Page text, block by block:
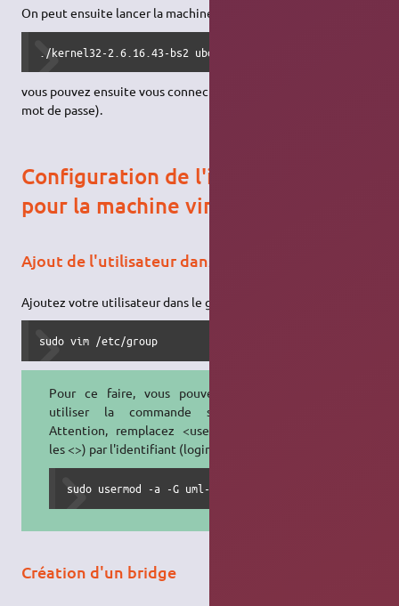
On peut ensuite lancer la machine virtuelle :
./kernel32-2.6.16.43-bs2 ubd0=Ubuntu-FeistyFawn-i386-
vous pouvez ensuite vous connecter avec le compte
mot de passe).
Configuration de l'interface réseau
pour la machine virtuelle
Ajout de l'utilisateur dans le groupe "uml-net"
Ajoutez votre utilisateur dans le groupe "uml-net" :
sudo vim /etc/group
Pour ce faire, vous pouvez aussi
utiliser la commande suivante.
Attention, remplacez <user> (sans
les <>) par l'identifiant (login) réel !
sudo usermod -a -G uml-net <user>
Création d'un bridge